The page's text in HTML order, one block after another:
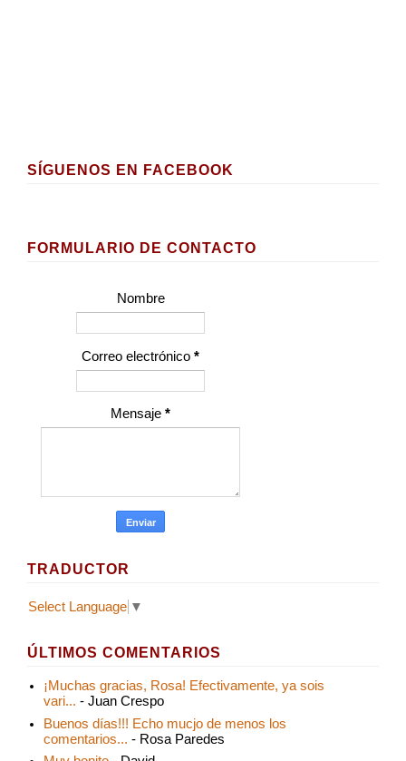
SÍGUENOS EN FACEBOOK
FORMULARIO DE CONTACTO
Nombre
Correo electrónico *
Mensaje *
TRADUCTOR
Select Language ▼
ÚLTIMOS COMENTARIOS
¡Muchas gracias, Rosa! Efectivamente, ya sois
vari... - Juan Crespo
Buenos días!!! Echo mucjo de menos los
comentarios... - Rosa Paredes